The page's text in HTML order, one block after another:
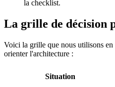
la checklist.
La grille de décision
Voici la grille que nous utilisons
orienter l'architecture :
Situation